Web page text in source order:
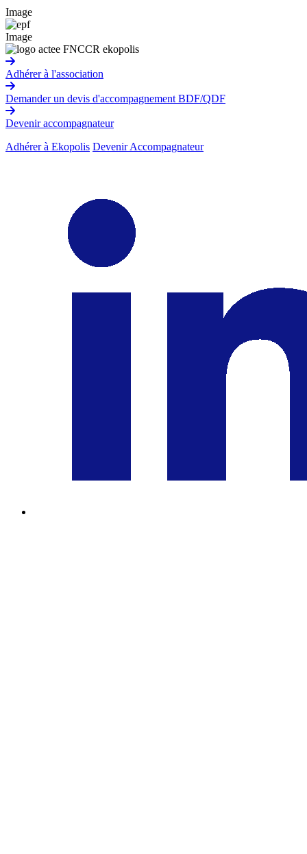
Image
Image
Adhérer à l'association
Demander un devis d'accompagnement BDF/QDF
Devenir accompagnateur
Adhérer à Ekopolis Devenir Accompagnateur